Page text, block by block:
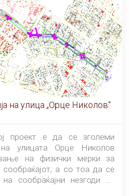
на улица „Орце Николов“
проект е да се зголеми
на улицата Орце Николов
на физички мерки за
а со тоа да се
сообраќајни незгоди на